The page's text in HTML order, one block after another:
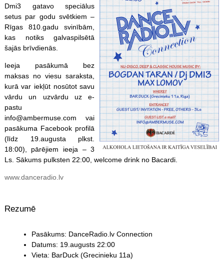
Dmi3 gatavo speciālus
setus par godu svētkiem –
Rīgas 810.gadu svinībām,
kas notiks galvaspilsētā
šajās brīvdienās.
Ieeja pasākumā bez
maksas no viesu saraksta,
kurā var iekļūt nosūtot savu
vārdu un uzvārdu uz e-
pastu
info@ambermuse.com vai
pasākuma Facebook profilā
(līdz 19.augusta plkst.
18:00), pārējiem ieeja – 3
Ls. Sākums pulksten 22:00, welcome drink no Bacardi.
www.danceradio.lv
Rezumē
Pasākums: DanceRadio.lv Connection
Datums: 19.augusts 22:00
Vieta: BarDuck (Grecinieku 11a)